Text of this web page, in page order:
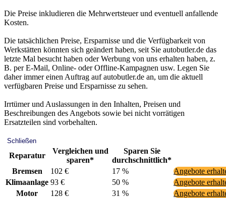
Die Preise inkludieren die Mehrwertsteuer und eventuell anfallende
Kosten.
Die tatsächlichen Preise, Ersparnisse und die Verfügbarkeit von
Werkstätten könnten sich geändert haben, seit Sie autobutler.de das
letzte Mal besucht haben oder Werbung von uns erhalten haben, z.
B. per E-Mail, Online- oder Offline-Kampagnen usw. Legen Sie
daher immer einen Auftrag auf autobutler.de an, um die aktuell
verfügbaren Preise und Ersparnisse zu sehen.
Irrtümer und Auslassungen in den Inhalten, Preisen und
Beschreibungen des Angebots sowie bei nicht vorrätigen
Ersatzteilen sind vorbehalten.
Schließen
Reparatur
Vergleichen und
sparen*
Sparen Sie
durchschnittlich*
Bremsen
102 € 17 %
Angebote
Klimaanlage 93 € 50 %
Angebote
Motor
128 € 31 %
Angebote